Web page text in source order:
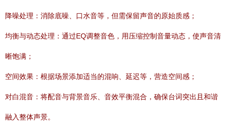
降噪处理：消除底噪、口水音等，但需保留声音的原始质感；
均衡与动态处理：通过EQ调整音色，用压缩控制音量动态，使声音清
晰饱满；
空间效果：根据场景添加适当的混响、延迟等，营造空间感；
对白混音：将配音与背景音乐、音效平衡混合，确保台词突出且和谐
融入整体声景。